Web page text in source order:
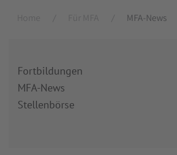
MFA-News
Fortbildungen
MFA-News
Stellenbörse